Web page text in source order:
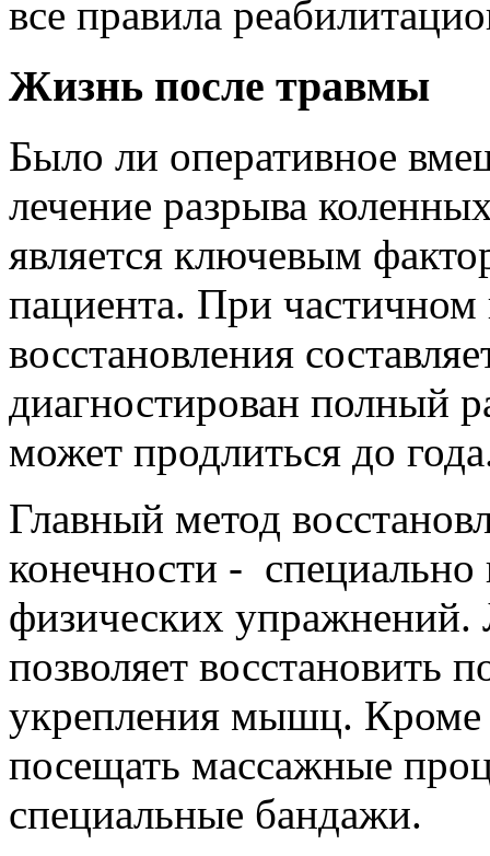
все правила
Жизнь после травмы
Было ли оперативное
лечение разрыва
является ключевым
пациента. При
восстановления
диагностирован полный
может продлиться до
Главный метод
конечности -
физических
позволяет восстановить
укрепления мышц. Кроме
посещать массажные
специальные бандажи.